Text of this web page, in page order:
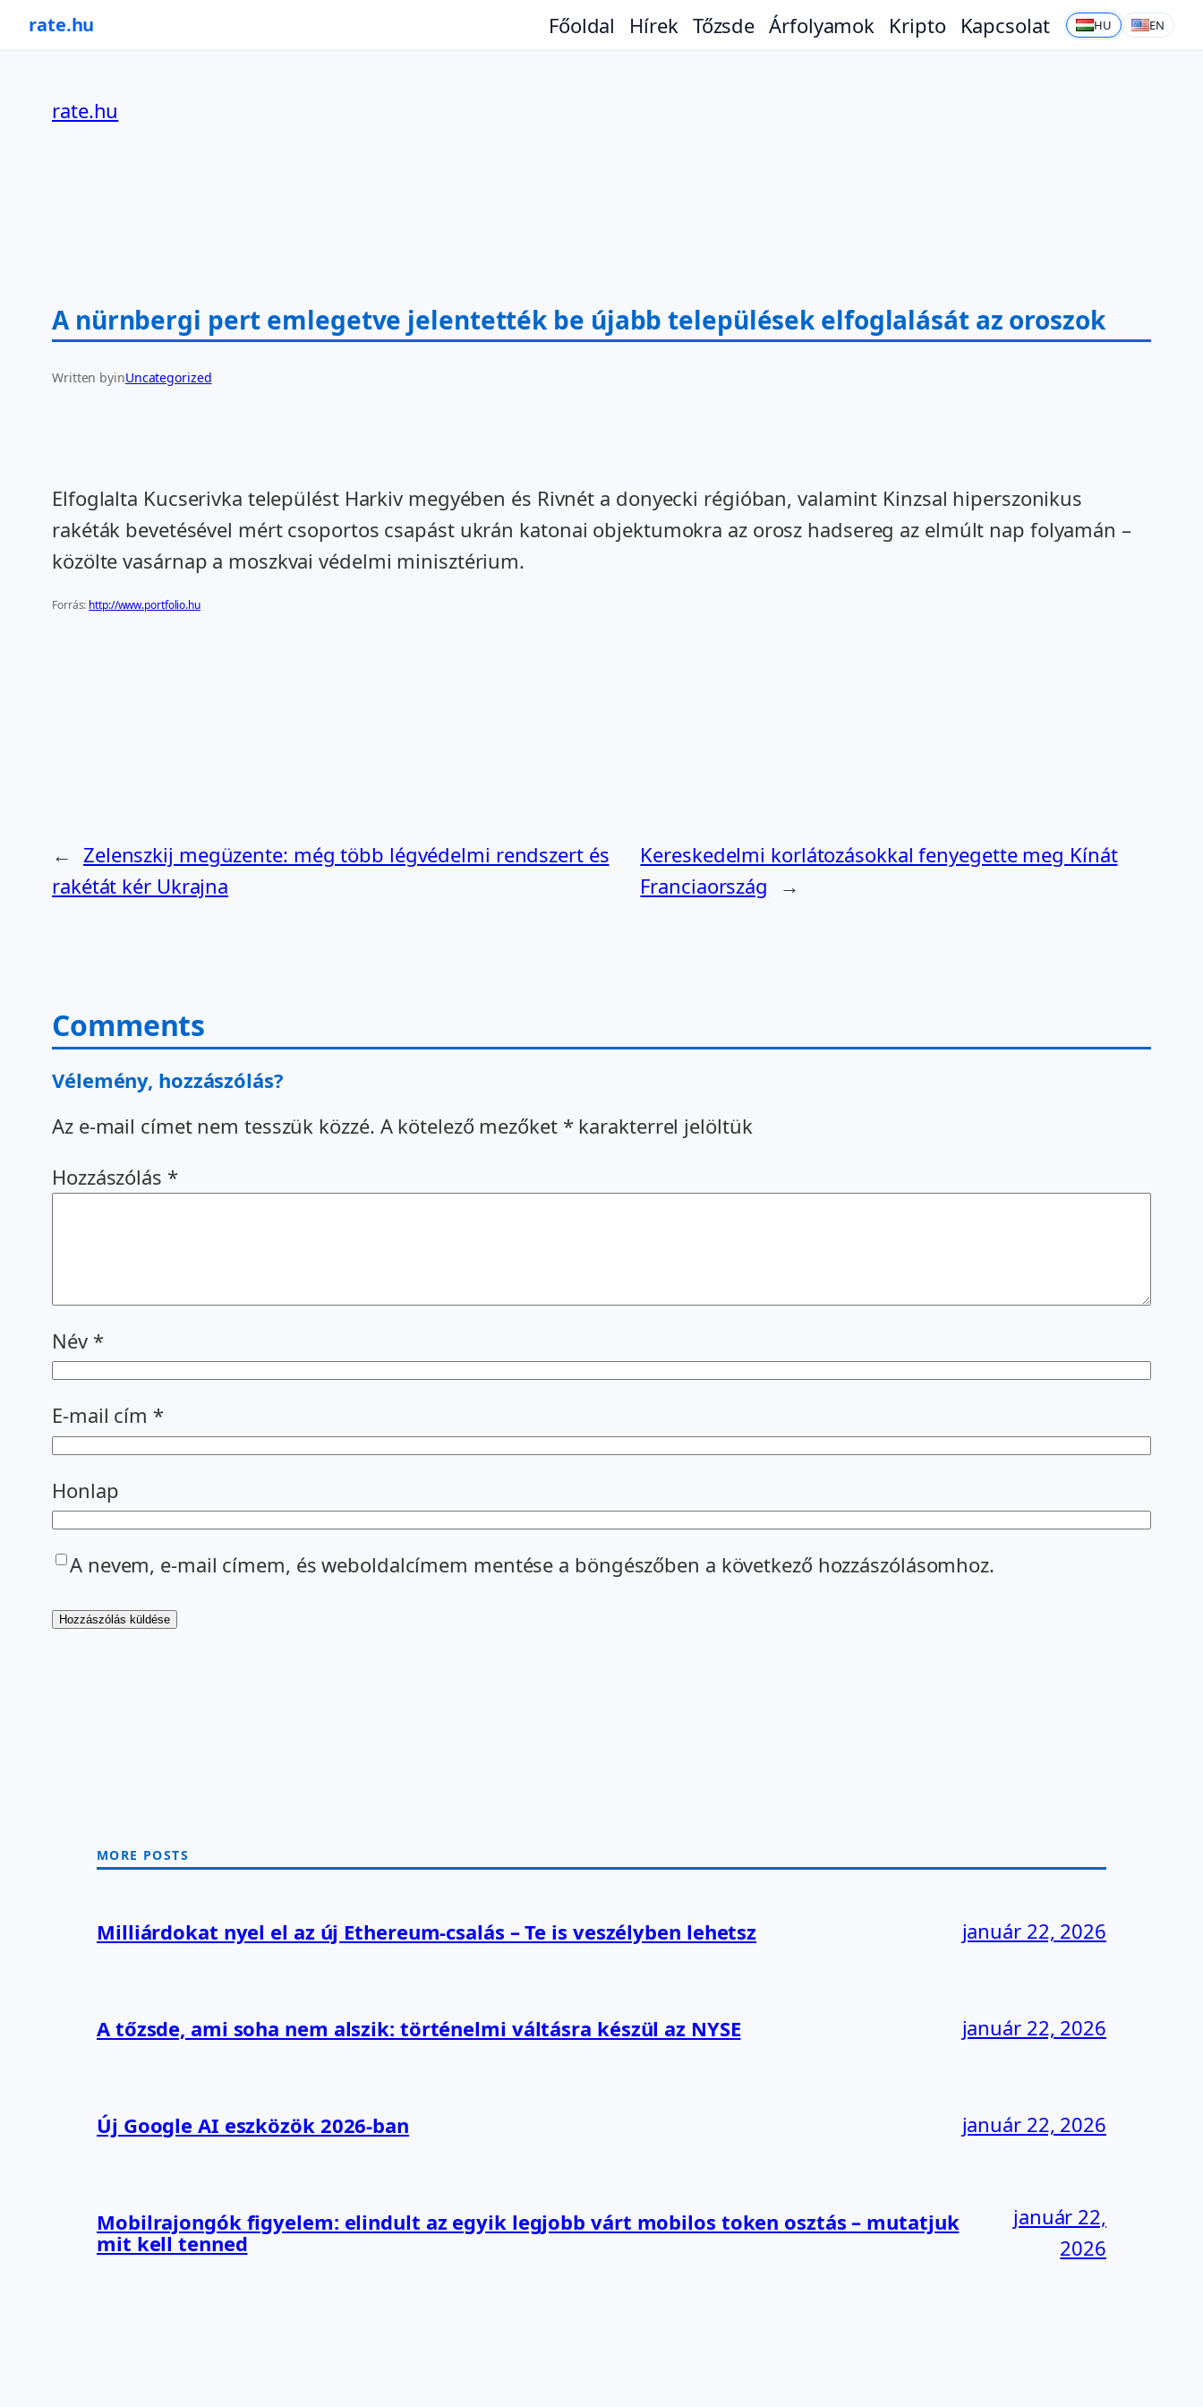
rate.hu Főoldal Hírek Tőzsde Árfolyamok Kripto Kapcsolat HU EN
rate.hu
A nürnbergi pert emlegetve jelentették be újabb települések elfoglalását az oroszok
Written byinUncategorized
Elfoglalta Kucserivka települést Harkiv megyében és Rivnét a donyecki régióban, valamint Kinzsal hiperszonikus
rakéták bevetésével mért csoportos csapást ukrán katonai objektumokra az orosz hadsereg az elmúlt nap folyamán –
közölte vasárnap a moszkvai védelmi minisztérium.
Forrás: http://www.portfolio.hu
← Zelenszkij megüzente: még több légvédelmi rendszert és
rakétát kér Ukrajna
Kereskedelmi korlátozásokkal fenyegette meg Kínát
Franciaország
→
Comments
Vélemény, hozzászólás?
Az e-mail címet nem tesszük közzé. A kötelező mezőket * karakterrel jelöltük
Hozzászólás *
Név *
E-mail cím *
Honlap
A nevem, e-mail címem, és weboldalcímem mentése a böngészőben a következő hozzászólásomhoz.
MORE POSTS
Milliárdokat nyel el az új Ethereum-csalás – Te is veszélyben lehetsz január 22, 2026
A tőzsde, ami soha nem alszik: történelmi váltásra készül az NYSE január 22, 2026
Új Google AI eszközök 2026-ban január 22, 2026
Mobilrajongók figyelem: elindult az egyik legjobb várt mobilos token osztás – mutatjuk
mit kell tenned
január 22,
2026